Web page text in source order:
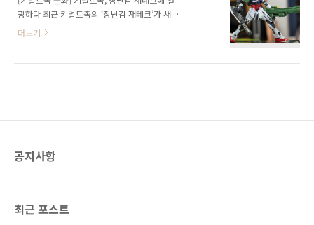
세요! 1. 레테크 (레고 + 재테크) 레고 재테크, 일
명 ‘레테크’가 떠오르고 있습니다. 주식 수익률보
다 레고 수익률이 높을 때가 더 많을 정도로 잘만
고의 값이 뛰는 이유는 레고의 단종에서 이유를
광하다 최근 키덜트족의 ‘장난감 재테크’가 새롭
게 급부상하고 있습니다. 레고로 재테크를 할 수
들을 ‘키덜트족’이라고 불렀습니다. 키덜트족은
받기도 했습니..
더보기
공지사항
최근 포스트